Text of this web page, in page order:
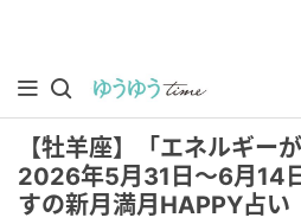
【牡羊座】「エネルギー
2026年5月31日～6月14
すの新月満月HAPPY占い